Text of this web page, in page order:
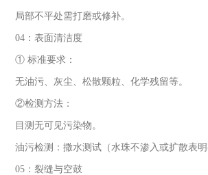
局部不平处需打磨或修补。
04：表面清洁度
① 标准要求：
无油污、灰尘、松散颗粒、化学残留等。
②检测方法：
目测无可见污染物。
油污检测：撒水测试（水珠不渗入或扩散表明
05：裂缝与空鼓